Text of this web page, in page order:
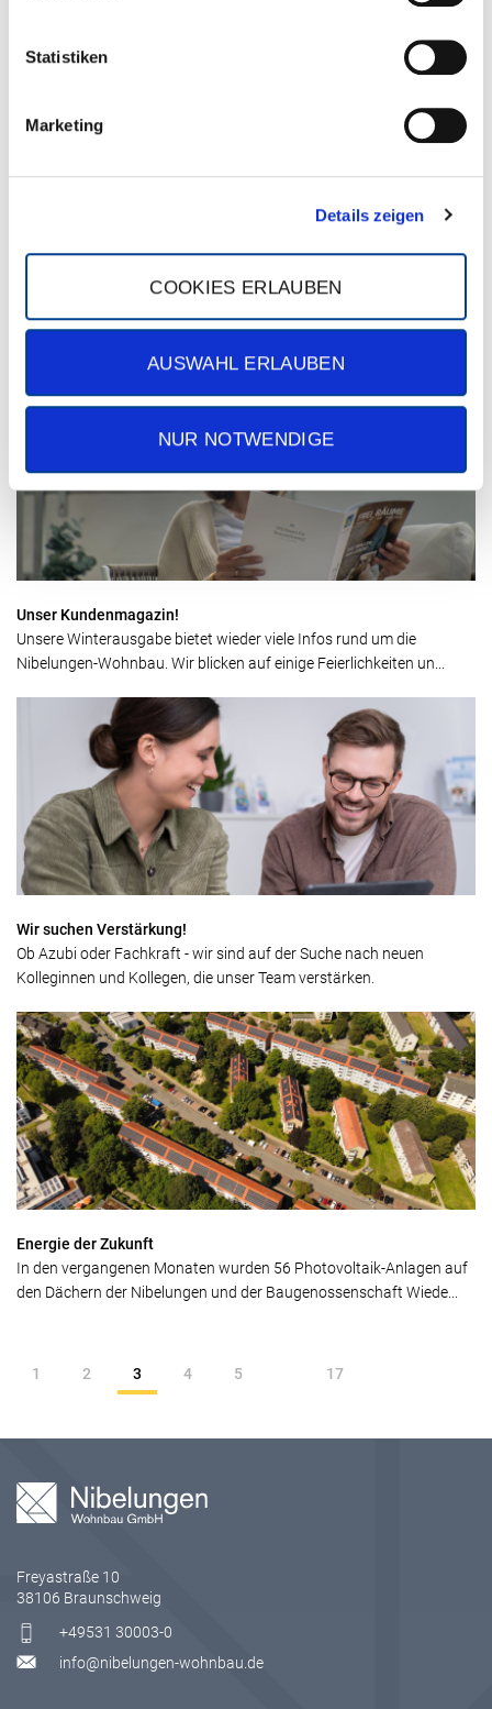
Statistiken
Marketing
Details zeigen
COOKIES ERLAUBEN
AUSWAHL ERLAUBEN
NUR NOTWENDIGE
Ein Grund zum Feiern: Offizielle Eröffnung der neuen KiTa im
Es summt und brummt in der KiTa
Unsere Azubis haben gemeinsam mit den Kids ein tolles
Unser Kundenmagazin!
Unsere Winterausgabe bietet wieder viele Infos rund um die
Nibelungen-Wohnbau. Wir blicken auf einige Feierlichkeiten un...
Wir suchen Verstärkung!
Ob Azubi oder Fachkraft - wir sind auf der Suche nach neuen
Kolleginnen und Kollegen, die unser Team verstärken.
Energie der Zukunft
In den vergangenen Monaten wurden 56 Photovoltaik-Anlagen auf
den Dächern der Nibelungen und der Baugenossenschaft Wiede...
1 2 3 4 5 17
Freyastraße 10
38106 Braunschweig
+49531 30003-0
info@nibelungen-wohnbau.de